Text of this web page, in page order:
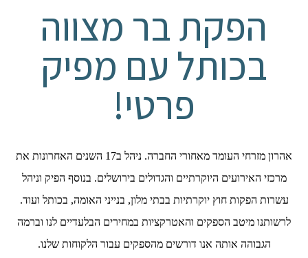
הפקת בר מצווה
בכותל עם מפיק
פרטי!
אהרון מזרחי העומד מאחורי החברה. ניהל ב17 השנים האחרונות את
מרכזי האירועים היוקרתיים והגדולים בירושלים. בנוסף הפיק וניהל
עשרות הפקות חוץ יוקרתיות בבתי מלון, בנייני האומה, בכותל ועוד.
לרשותנו מיטב הספקים והאטרקציות במחירים הבלעדיים לנו וברמה
הגבוהה אותה אנו דורשים מהספקים עבור הלקוחות שלנו.